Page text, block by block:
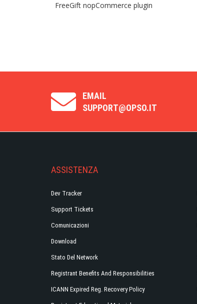
FreeGift nopCommerce plugin
EMAIL
SUPPORT@OPSO.IT
ASSISTENZA
Dev Tracker
Support Tickets
Comunicazioni
Download
Stato Del Network
Registrant Benefits And Responsibilities
ICANN Expired Reg. Recovery Policy